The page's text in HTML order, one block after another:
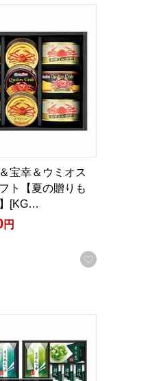
[KMH-50AT]
どん詰合せ【夏の贈りも
する
宝幸＆ウミオスかに缶詰
宝幸＆ウミオス
ト【夏の贈りも
[KG…
円
お気に入
お中元】[DFZ-40]
づくしギフト【夏の贈り